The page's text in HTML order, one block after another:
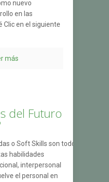
nuevo
en las
Clic en el siguiente
más
del Futuro
o Soft Skills son todos los
habilidades
interpersonal
el personal en